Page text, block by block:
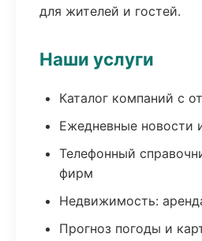
для жителей и гостей.
Наши услуги
Каталог компаний с
Ежедневные новости
Телефонный
фирм
Недвижимость:
Прогноз погоды и